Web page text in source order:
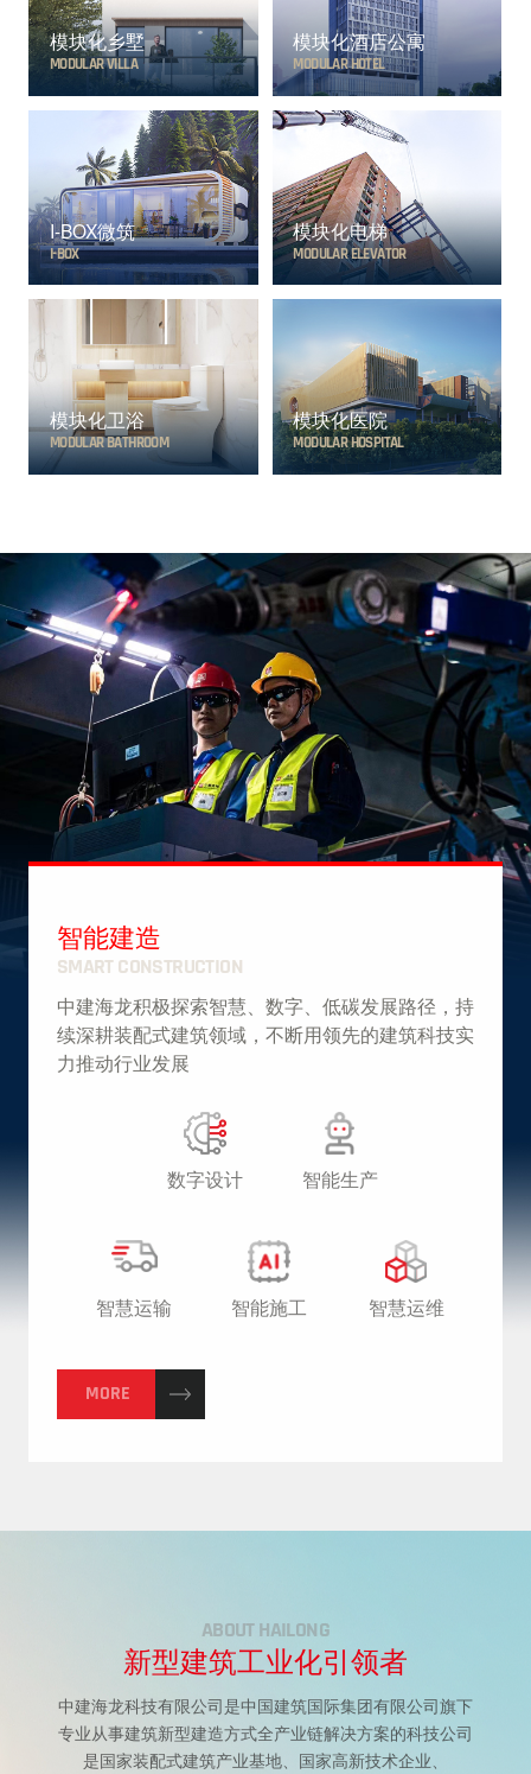
模块化乡墅
MODULAR VILLA
模块化酒店公寓
MODULAR HOTEL
I-BOX微筑
I-BOX
模块化电梯
MODULAR ELEVATOR
模块化卫浴
MODULAR BATHROOM
模块化医院
MODULAR HOSPITAL
智能建造
SMART CONSTRUCTION
中建海龙积极探索智慧、数字、低碳发展路径，持
续深耕装配式建筑领域，不断用领先的建筑科技实
力推动行业发展
数字设计 智能生产
智慧运输 智能施工 智慧运维
MORE
ABOUT HAILONG
新型建筑工业化引领者
中建海龙科技有限公司是中国建筑国际集团有限公司旗下
专业从事建筑新型建造方式全产业链解决方案的科技公司
是国家装配式建筑产业基地、国家高新技术企业、